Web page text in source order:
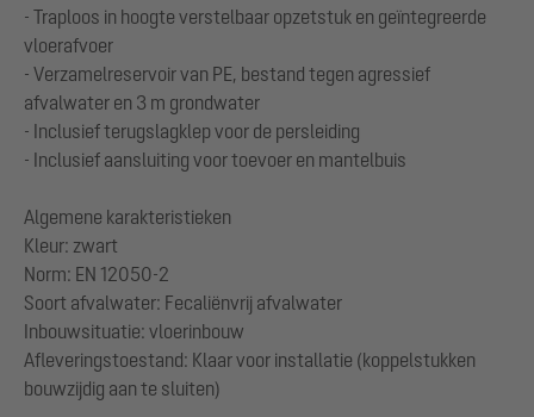
- Traploos in hoogte verstelbaar opzetstuk en geïntegreerde
vloerafvoer
- Verzamelreservoir van PE, bestand tegen agressief
afvalwater en 3 m grondwater
- Inclusief terugslagklep voor de persleiding
- Inclusief aansluiting voor toevoer en mantelbuis
Algemene karakteristieken
Kleur: zwart
Norm: EN 12050-2
Soort afvalwater: Fecaliënvrij afvalwater
Inbouwsituatie: vloerinbouw
Afleveringstoestand: Klaar voor installatie (koppelstukken
bouwzijdig aan te sluiten)